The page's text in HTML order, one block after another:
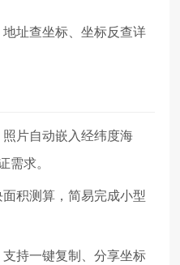
址查坐标、坐标反查详
片自动嵌入经纬度海
需求。
积测算，简易完成小型
持一键复制、分享坐标